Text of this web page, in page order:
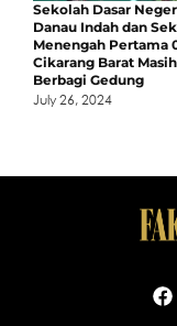
Sekolah Dasar
Danau Indah dan
Menengah Pertama
Cikarang Barat Masih
Berbagi Gedung
July 26, 2024